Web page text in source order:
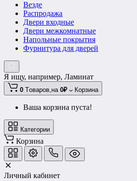
Везде
Распродажа
Двери входные
Двери межкомнатные
Напольные покрытия
Фурнитура для дверей
Я ищу, например, Ламинат
0 Tоваров,на 0₽ Корзина
Ваша корзина пуста!
Категории
Корзина
Личный кабинет